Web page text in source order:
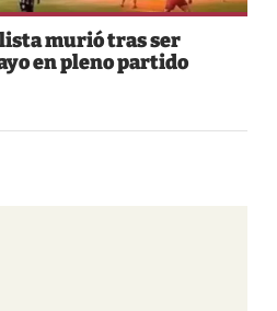
murió tras ser
en pleno partido